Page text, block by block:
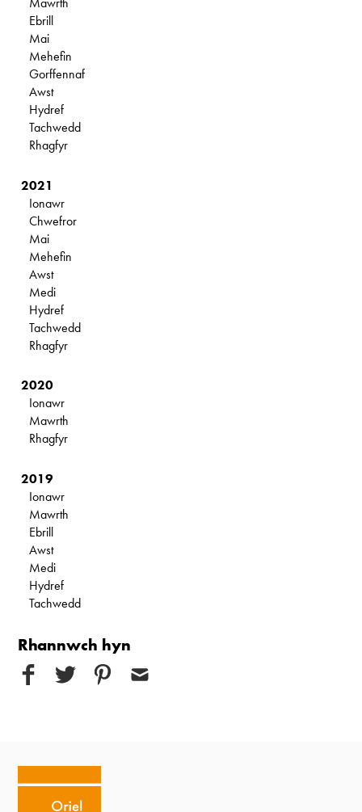
Ebrill
Mai
Mehefin
Gorffennaf
Awst
Hydref
Tachwedd
Rhagfyr
2021
Ionawr
Chwefror
Mai
Mehefin
Awst
Medi
Hydref
Tachwedd
Rhagfyr
2020
Ionawr
Mawrth
Rhagfyr
2019
Ionawr
Mawrth
Ebrill
Awst
Medi
Hydref
Tachwedd
Rhannwch hyn